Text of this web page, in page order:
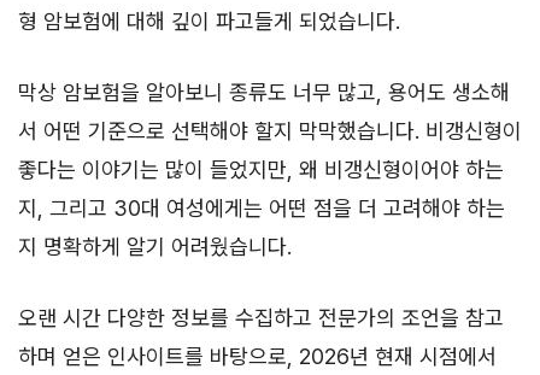
형 암보험에 대해 깊이 파고들게 되었습니다.
막상 암보험을 알아보니 종류도 너무 많고, 용어도 생소해
서 어떤 기준으로 선택해야 할지 막막했습니다. 비갱신형이
좋다는 이야기는 많이 들었지만, 왜 비갱신형이어야 하는
지, 그리고 30대 여성에게는 어떤 점을 더 고려해야 하는
지 명확하게 알기 어려웠습니다.
오랜 시간 다양한 정보를 수집하고 전문가의 조언을 참고
하며 얻은 인사이트를 바탕으로, 2026년 현재 시점에서